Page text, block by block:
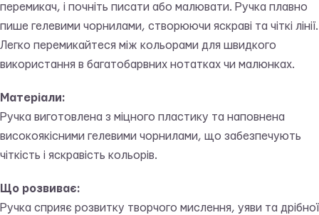
перемикач, і почніть писати або малювати. Ручка плавно
пише гелевими чорнилами, створюючи яскраві та чіткі лінії.
Легко перемикайтеся між кольорами для швидкого
використання в багатобарвних нотатках чи малюнках.
Матеріали:
Ручка виготовлена з міцного пластику та наповнена
високоякісними гелевими чорнилами, що забезпечують
чіткість і яскравість кольорів.
Що розвиває:
Ручка сприяє розвитку творчого мислення, уяви та дрібної